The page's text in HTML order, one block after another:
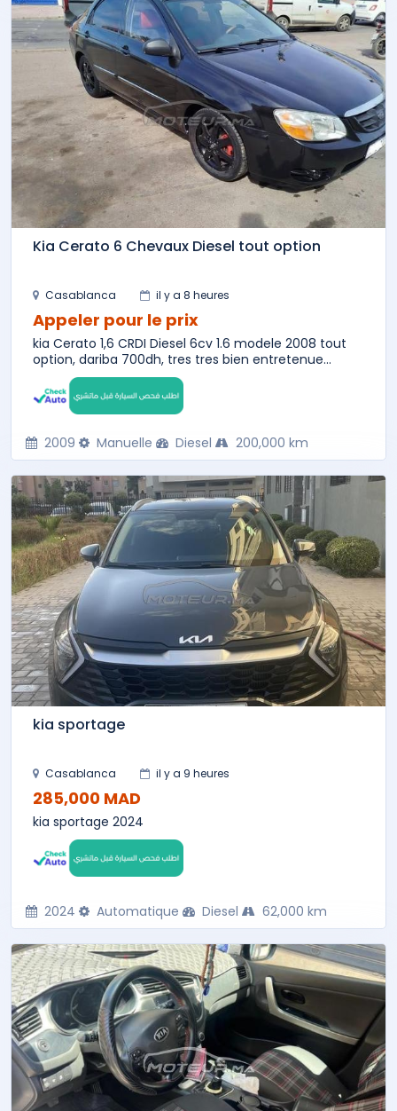
Kia Cerato 6 Chevaux Diesel tout option
Casablanca il y a 8 heures
Appeler pour le prix
kia Cerato 1,6 CRDI Diesel 6cv 1.6 modele 2008 tout
option, dariba 700dh, tres tres bien entretenue...
2009 Manuelle Diesel 200,000 km
kia sportage
Casablanca il y a 9 heures
285,000 MAD
kia sportage 2024
2024 Automatique Diesel 62,000 km